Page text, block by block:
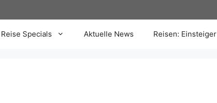
Reise Specials Aktuelle News Reisen: Einsteiger